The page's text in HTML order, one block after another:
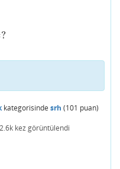
?
kategorisinde srh (101 puan)
2.6k kez görüntülendi